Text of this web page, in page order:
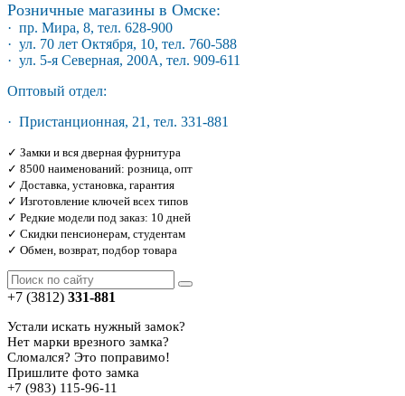
Розничные магазины в Омске:
· пр. Мира, 8, тел. 628-900
· ул. 70 лет Октября, 10, тел. 760-588
· ул. 5-я Северная, 200А, тел. 909-611
Оптовый отдел:
· Пристанционная, 21, тел. 331-881
✓ Замки и вся дверная фурнитура
✓ 8500 наименований: розница, опт
✓ Доставка, установка, гарантия
✓ Изготовление ключей всех типов
✓ Редкие модели под заказ: 10 дней
✓ Скидки пенсионерам, студентам
✓ Обмен, возврат, подбор товара
+7 (3812) 331-881
Устали искать нужный замок?
Нет марки врезного замка?
Сломался? Это поправимо!
Пришлите фото замка
+7 (983) 115-96-11